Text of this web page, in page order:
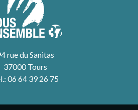
rue du Sanitas
37000 Tours
06 64 39 26 75